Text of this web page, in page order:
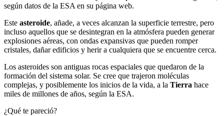
según datos de la ESA en su página web.
Este asteroide, añade, a veces alcanzan la superficie terrestre, pero
incluso aquellos que se desintegran en la atmósfera pueden generar
explosiones aéreas, con ondas expansivas que pueden romper
cristales, dañar edificios y herir a cualquiera que se encuentre cerca.
Los asteroides son antiguas rocas espaciales que quedaron de la
formación del sistema solar. Se cree que trajeron moléculas
complejas, y posiblemente los inicios de la vida, a la Tierra hace
miles de millones de años, según la ESA.
¿Qué te pareció?